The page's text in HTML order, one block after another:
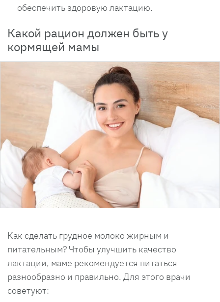
обеспечить здоровую лактацию.
Какой рацион должен быть у
кормящей мамы
Как сделать грудное молоко жирным и
питательным? Чтобы улучшить качество
лактации, маме рекомендуется питаться
разнообразно и правильно. Для этого врачи
советуют: